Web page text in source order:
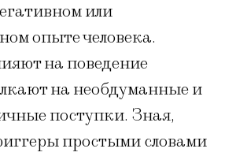
или
опыте человека.
на поведение
на необдуманные и
поступки. Зная,
простыми словами